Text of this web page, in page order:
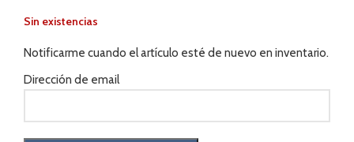
Sin existencias
Notificarme cuando el artículo esté de nuevo en inventario.
Dirección de email